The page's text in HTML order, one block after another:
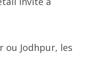
ou Jodhpur, les